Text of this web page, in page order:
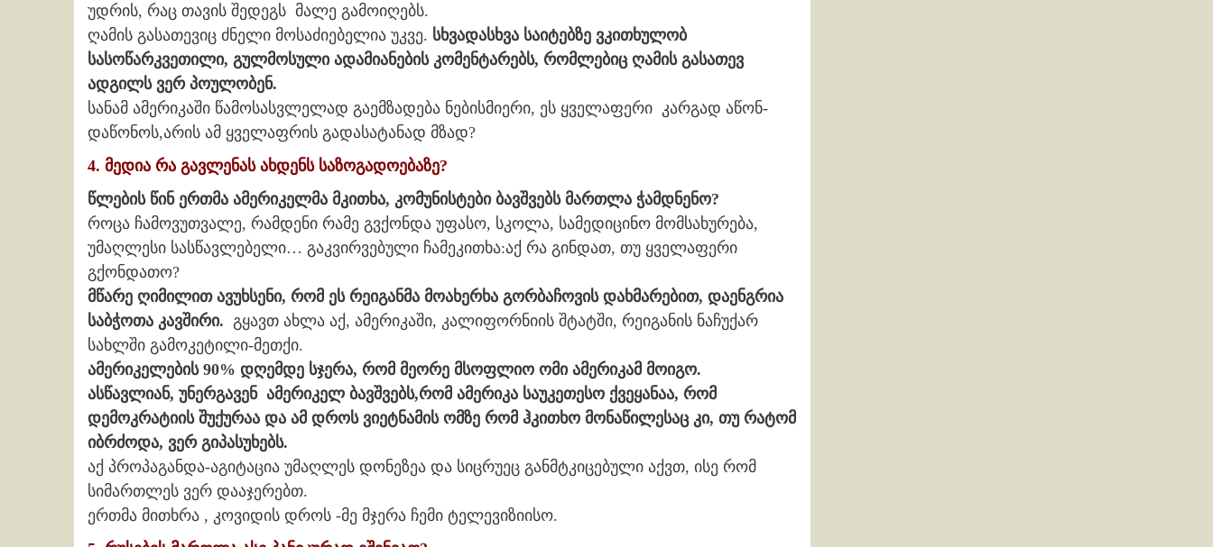
უდრის, რაც თავის შედეგს მალე გამოიღებს.
ღამის გასათევიც ძნელი მოსაძიებელია უკვე. სხვადასხვა საიტებზე ვკითხულობ
სასოწარკვეთილი, გულმოსული ადამიანების კომენტარებს, რომლებიც ღამის გასათევ
ადგილს ვერ პოულობენ.
სანამ ამერიკაში წამოსასვლელად გაემზადება ნებისმიერი, ეს ყველაფერი კარგად აწონ-
დაწონოს,არის ამ ყველაფრის გადასატანად მზად?
4. მედია რა გავლენას ახდენს საზოგადოებაზე?
წლების წინ ერთმა ამერიკელმა მკითხა, კომუნისტები ბავშვებს მართლა ჭამდნენო?
როცა ჩამოვუთვალე, რამდენი რამე გვქონდა უფასო, სკოლა, სამედიცინო მომსახურება,
უმაღლესი სასწავლებელი… გაკვირვებული ჩამეკითხა:აქ რა გინდათ, თუ ყველაფერი
გქონდათო?
მწარე ღიმილით ავუხსენი, რომ ეს რეიგანმა მოახერხა გორბაჩოვის დახმარებით, დაენგრია
საბჭოთა კავშირი. გყავთ ახლა აქ, ამერიკაში, კალიფორნიის შტატში, რეიგანის ნაჩუქარ
სახლში გამოკეტილი-მეთქი.
ამერიკელების 90% დღემდე სჯერა, რომ მეორე მსოფლიო ომი ამერიკამ მოიგო.
ასწავლიან, უნერგავენ ამერიკელ ბავშვებს,რომ ამერიკა საუკეთესო ქვეყანაა, რომ
დემოკრატიის შუქურაა და ამ დროს ვიეტნამის ომზე რომ ჰკითხო მონაწილესაც კი, თუ რატომ
იბრძოდა, ვერ გიპასუხებს.
აქ პროპაგანდა-აგიტაცია უმაღლეს დონეზეა და სიცრუეც განმტკიცებული აქვთ, ისე რომ
სიმართლეს ვერ დააჯერებთ.
ერთმა მითხრა , კოვიდის დროს -მე მჯერა ჩემი ტელევიზიისო.